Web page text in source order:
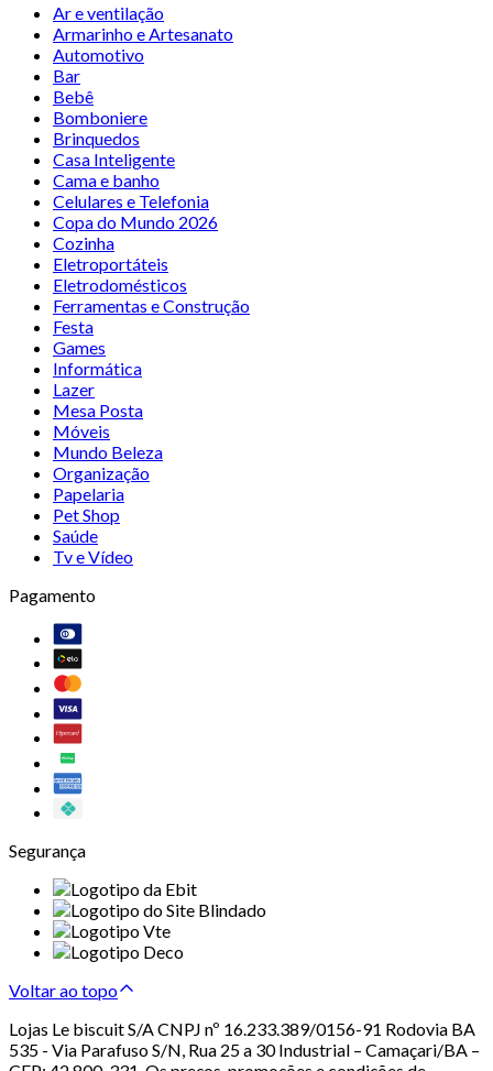
Ar e ventilação
Armarinho e Artesanato
Automotivo
Bar
Bebê
Bomboniere
Brinquedos
Casa Inteligente
Cama e banho
Celulares e Telefonia
Copa do Mundo 2026
Cozinha
Eletroportáteis
Eletrodomésticos
Ferramentas e Construção
Festa
Games
Informática
Lazer
Mesa Posta
Móveis
Mundo Beleza
Organização
Papelaria
Pet Shop
Saúde
Tv e Vídeo
Pagamento
Segurança
Voltar ao topo
Lojas Le biscuit S/A CNPJ nº 16.233.389/0156-91 Rodovia BA
535 - Via Parafuso S/N, Rua 25 a 30 Industrial – Camaçari/BA –